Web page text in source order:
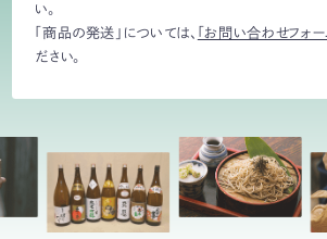
い。
「商品の発送」については、
「お問い合わせフォー
ださい。